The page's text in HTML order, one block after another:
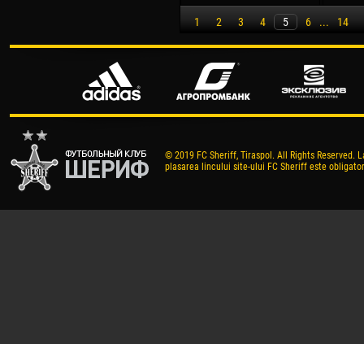
1 2 3 4 5 6 ... 14
© 2019 FC Sheriff, Tiraspol. All Rights
plasarea lincului site-ului FC Sheriff este